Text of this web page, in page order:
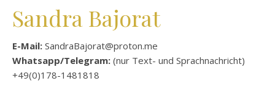
Sandra Bajorat
E-Mail: SandraBajorat@proton.me
Whatsapp/Telegram: (nur Text- und Sprachnachricht)
+49(0)178-1481818